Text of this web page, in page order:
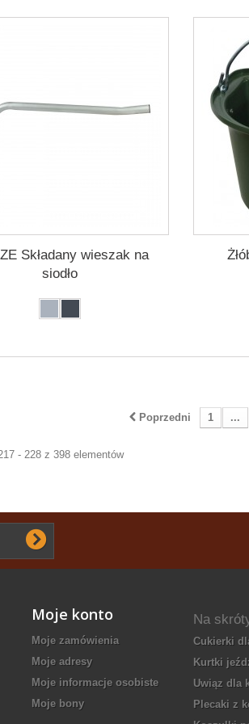
Składany wieszak na
siodło
Poprzedni 1 ...
- 228 z 398 elementów
Moje konto
Moje zamówienia
Moje adresy
Moje informacje osobiste
Moje bony
Na
cukierki
kurtki
uwiąz dla
Plecaki z